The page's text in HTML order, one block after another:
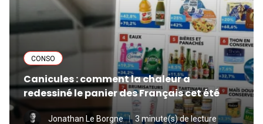
CONSO
Canicules : comment la chaleur a
redessiné le panier des Français cet été
Jonathan Le Borgne 3 minute(s) de lecture